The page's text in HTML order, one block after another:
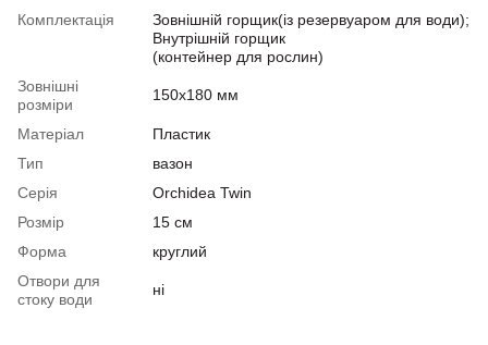
Комплектація
Зовнішній горщик(із резервуаром для води);
Внутрішній горщик
(контейнер для рослин)
Зовнішні
розміри
150х180 мм
Матеріал
Пластик
Тип
вазон
Серія
Orchidea Twin
Розмір
15 см
Форма
круглий
Отвори для
стоку води
ні